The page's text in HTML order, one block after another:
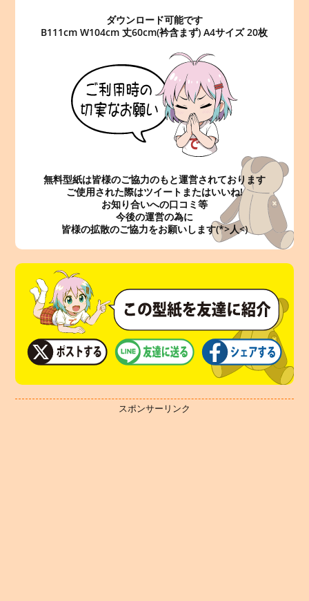
ダウンロード可能です
B111cm W104cm 丈60cm(衿含まず) A4サイズ 20枚
無料型紙は皆様のご協力のもと運営されております
ご使用された際はツイートまたはいいね!
お知り合いへの口コミ等
今後の運営の為に
皆様の拡散のご協力をお願いします(*>人<)
スポンサーリンク